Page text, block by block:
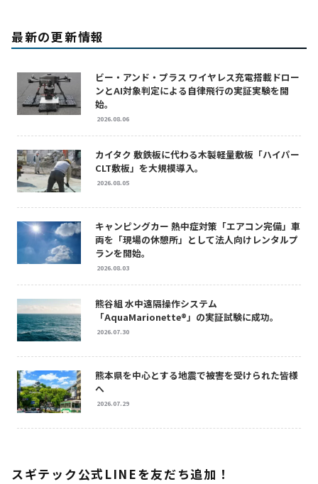
最新の更新情報
ビー・アンド・プラス ワイヤレス充電搭載ドロー
ンとAI対象判定による自律飛行の実証実験を開
始。
2026.08.06
カイタク 敷鉄板に代わる木製軽量敷板「ハイパー
CLT敷板」を大規模導入。
2026.08.05
キャンピングカー 熱中症対策「エアコン完備」車
両を「現場の休憩所」として法人向けレンタルプ
ランを開始。
2026.08.03
熊谷組 水中遠隔操作システム
「AquaMarionette®」の実証試験に成功。
2026.07.30
熊本県を中心とする地震で被害を受けられた皆様
へ
2026.07.29
スギテック公式LINEを友だち追加！